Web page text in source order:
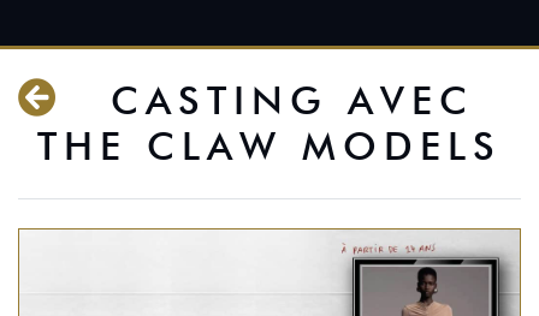
CASTING AVEC
THE CLAW MODELS